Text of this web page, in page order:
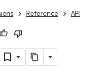
Reference API